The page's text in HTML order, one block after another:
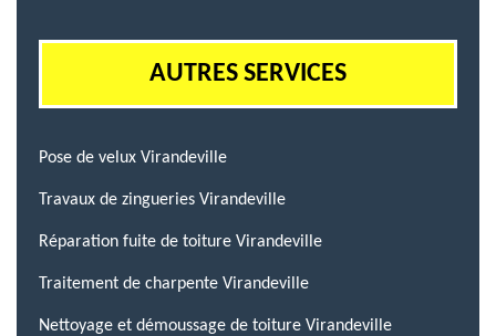
AUTRES SERVICES
Pose de velux Virandeville
Travaux de zingueries Virandeville
Réparation fuite de toiture Virandeville
Traitement de charpente Virandeville
Nettoyage et démoussage de toiture Virandeville